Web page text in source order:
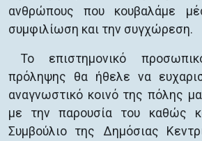
ανθρώπους που κουβαλάμε
συμφιλίωση και την συγχώρεση.
Το επιστημονικό
πρόληψης θα ήθελε να
αναγνωστικό κοινό της πόλης
με την παρουσία του καθώς
Συμβούλιο της Δημόσιας